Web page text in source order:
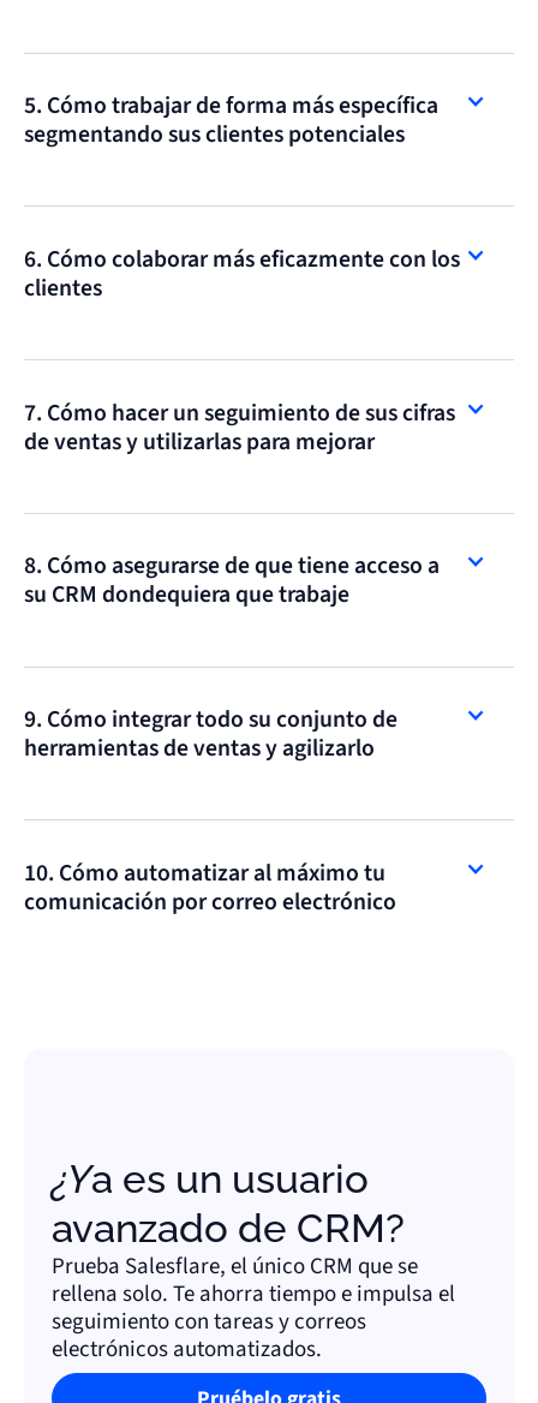
5. Cómo trabajar de forma más específica
segmentando sus clientes potenciales
6. Cómo colaborar más eficazmente con los
clientes
7. Cómo hacer un seguimiento de sus cifras
de ventas y utilizarlas para mejorar
8. Cómo asegurarse de que tiene acceso a
su CRM dondequiera que trabaje
9. Cómo integrar todo su conjunto de
herramientas de ventas y agilizarlo
10. Cómo automatizar al máximo tu
comunicación por correo electrónico
¿Ya es un usuario
avanzado de CRM?
Prueba Salesflare, el único CRM que se
rellena solo. Te ahorra tiempo e impulsa el
seguimiento con tareas y correos
electrónicos automatizados.